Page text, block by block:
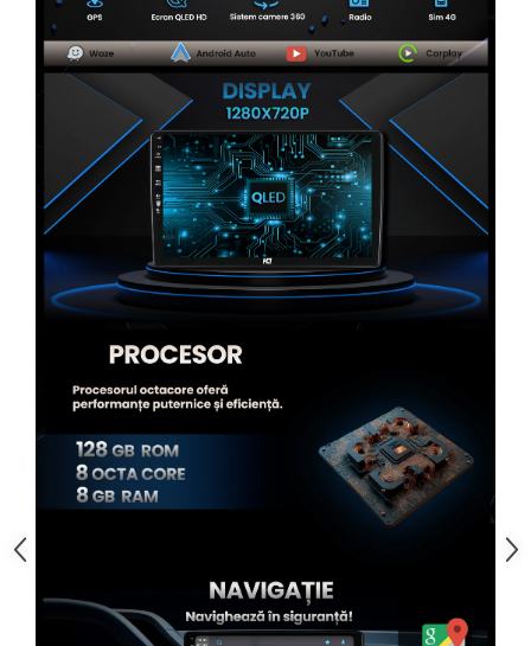
Rame adaptoare Nissan
Rame adaptoare Fiat
Rame adaptoare Hyundai
Rame adaptoare Chevrolet
Rame adaptoare Mitsubishi
Rame adaptoare Jeep
Rame adaptoare Chrysler
Rame adaptoare Dodge
Rame adaptoare Isuzu
Rame adaptoare Subaru
Rame adaptoare Iveco